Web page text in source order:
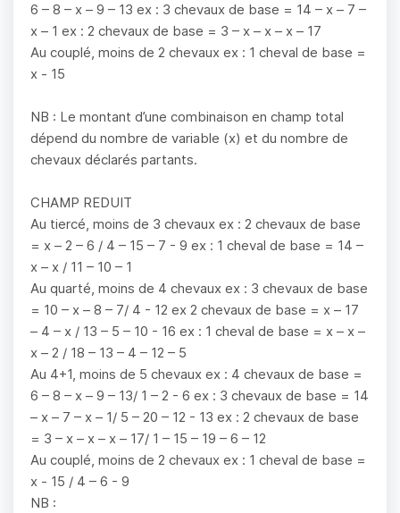
6 – 8 – x – 9 – 13 ex : 3 chevaux de base = 14 – x – 7 –
x – 1 ex : 2 chevaux de base = 3 – x – x – x – 17
Au couplé, moins de 2 chevaux ex : 1 cheval de base =
x - 15
NB : Le montant d’une combinaison en champ total
dépend du nombre de variable (x) et du nombre de
chevaux déclarés partants.
CHAMP REDUIT
Au tiercé, moins de 3 chevaux ex : 2 chevaux de base
= x – 2 – 6 / 4 – 15 – 7 - 9 ex : 1 cheval de base = 14 –
x – x / 11 – 10 – 1
Au quarté, moins de 4 chevaux ex : 3 chevaux de base
= 10 – x – 8 – 7/ 4 - 12 ex 2 chevaux de base = x – 17
– 4 – x / 13 – 5 – 10 - 16 ex : 1 cheval de base = x – x –
x – 2 / 18 – 13 – 4 – 12 – 5
Au 4+1, moins de 5 chevaux ex : 4 chevaux de base =
6 – 8 – x – 9 – 13/ 1 – 2 - 6 ex : 3 chevaux de base = 14
– x – 7 – x – 1/ 5 – 20 – 12 - 13 ex : 2 chevaux de base
= 3 – x – x – x – 17/ 1 – 15 – 19 – 6 – 12
Au couplé, moins de 2 chevaux ex : 1 cheval de base =
x - 15 / 4 – 6 - 9
NB :